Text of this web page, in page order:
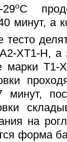
oС
минут, а
тесто
ХТ1-Н, а
марки
минут,
на
форма